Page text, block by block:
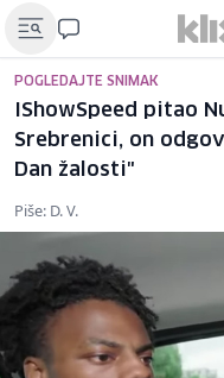
POGLEDAJTE SNIMAK
IShowSpeed pitao
Srebrenici, on
Dan žalosti"
Piše: D. V.